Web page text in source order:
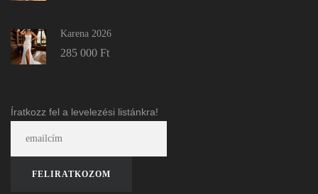
Karena 2026
285 000 Ft
Íratkozz fel a levelezési listánkra!